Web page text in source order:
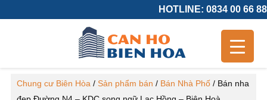
HOTLINE: 0834 00 66 88
Chung cư Biên Hòa / Sản phẩm bán / Bán Nhà Phố/ Bán nha